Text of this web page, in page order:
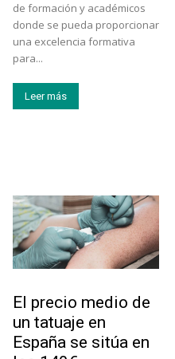
de formación y académicos
donde se pueda proporcionar
una excelencia formativa
para...
Leer más
El precio medio de
un tatuaje en
España se sitúa en